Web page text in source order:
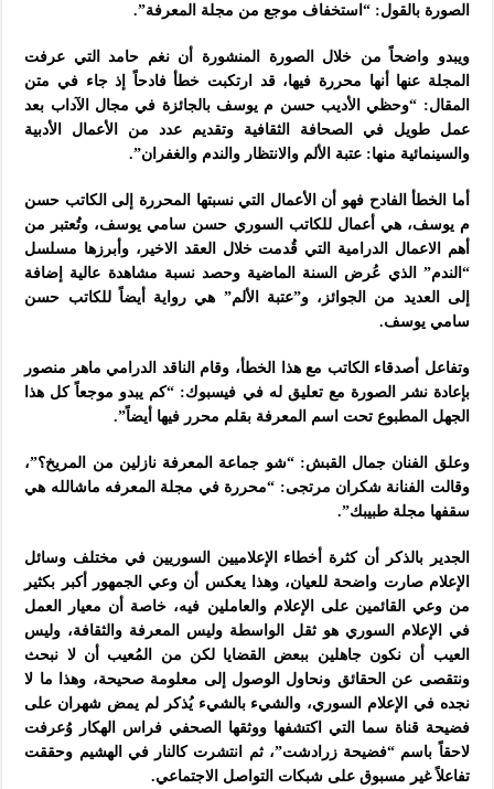
الصورة بالقول: “استخفاف موجع من مجلة المعرفة”.
ويبدو واضحاً من خلال الصورة المنشورة أن نغم حامد التي عرفت
المجلة عنها أنها محررة فيها، قد ارتكبت خطأ فادحاً إذ جاء في متن
المقال: “وحظي الأديب حسن م يوسف بالجائزة في مجال الآداب بعد
عمل طويل في الصحافة الثقافية وتقديم عدد من الأعمال الأدبية
والسينمائية منها: عتبة الألم والانتظار والندم والغفران”.
أما الخطأ الفادح فهو أن الأعمال التي نسبتها المحررة إلى الكاتب حسن
م يوسف، هي أعمال للكاتب السوري حسن سامي يوسف، وتُعتبر من
أهم الاعمال الدرامية التي قُدمت خلال العقد الاخير، وأبرزها مسلسل
“الندم” الذي عُرض السنة الماضية وحصد نسبة مشاهدة عالية إضافة
إلى العديد من الجوائز، و”عتبة الألم” هي رواية أيضاً للكاتب حسن
سامي يوسف.
وتفاعل أصدقاء الكاتب مع هذا الخطأ، وقام الناقد الدرامي ماهر منصور
بإعادة نشر الصورة مع تعليق له في فيسبوك: “كم يبدو موجعاً كل هذا
الجهل المطبوع تحت اسم المعرفة بقلم محرر فيها أيضاً”.
وعلق الفنان جمال القبش: “شو جماعة المعرفة نازلين من المريخ؟”،
وقالت الفنانة شكران مرتجى: “محررة في مجلة المعرفه ماشالله هي
سقفها مجلة طبيبك”.
الجدير بالذكر أن كثرة أخطاء الإعلاميين السوريين في مختلف وسائل
الإعلام صارت واضحة للعيان، وهذا يعكس أن وعي الجمهور أكبر بكثير
من وعي القائمين على الإعلام والعاملين فيه، خاصة أن معيار العمل
في الإعلام السوري هو ثقل الواسطة وليس المعرفة والثقافة، وليس
العيب أن نكون جاهلين ببعض القضايا لكن من المُعيب أن لا نبحث
ونتقصى عن الحقائق ونحاول الوصول إلى معلومة صحيحة، وهذا ما لا
نجده في الإعلام السوري، والشيء بالشيء يُذكر لم يمض شهران على
فضيحة قناة سما التي اكتشفها ووثقها الصحفي فراس الهكار وُعرفت
لاحقاً باسم “فضيحة زرادشت”، ثم انتشرت كالنار في الهشيم وحققت
تفاعلاً غير مسبوق على شبكات التواصل الاجتماعي.